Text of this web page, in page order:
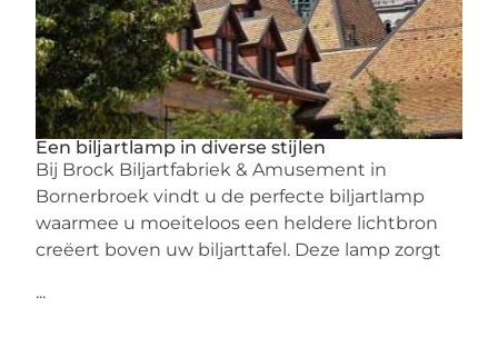
Een biljartlamp in diverse stijlen
Bij Brock Biljartfabriek & Amusement in
Bornerbroek vindt u de perfecte biljartlamp
waarmee u moeiteloos een heldere lichtbron
creëert boven uw biljarttafel. Deze lamp zorgt
...